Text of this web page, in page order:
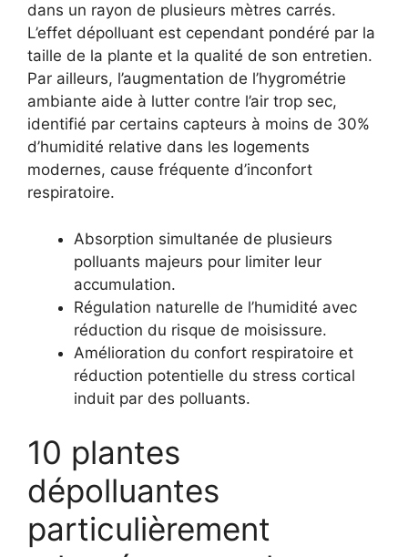
dans un rayon de plusieurs mètres carrés.
L’effet dépolluant est cependant pondéré par la
taille de la plante et la qualité de son entretien.
Par ailleurs, l’augmentation de l’hygrométrie
ambiante aide à lutter contre l’air trop sec,
identifié par certains capteurs à moins de 30%
d’humidité relative dans les logements
modernes, cause fréquente d’inconfort
respiratoire.
Absorption simultanée de plusieurs
polluants majeurs pour limiter leur
accumulation.
Régulation naturelle de l’humidité avec
réduction du risque de moisissure.
Amélioration du confort respiratoire et
réduction potentielle du stress cortical
induit par des polluants.
10 plantes
dépolluantes
particulièrement